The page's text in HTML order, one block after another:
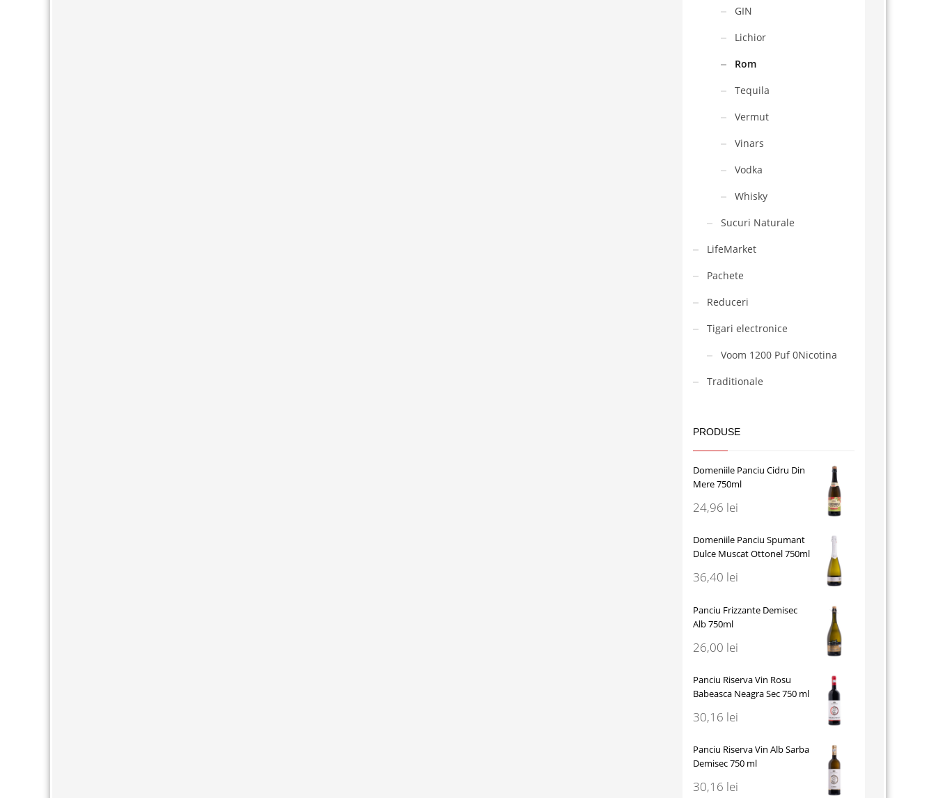
GIN
Lichior
Rom
Tequila
Vermut
Vinars
Vodka
Whisky
Sucuri Naturale
LifeMarket
Pachete
Reduceri
Tigari electronice
Voom 1200 Puf 0Nicotina
Traditionale
PRODUSE
Domeniile Panciu Cidru Din
Mere 750ml
24,96 lei
Domeniile Panciu Spumant
Dulce Muscat Ottonel 750ml
36,40 lei
Panciu Frizzante Demisec
Alb 750ml
26,00 lei
Panciu Riserva Vin Rosu
Babeasca Neagra Sec 750 ml
30,16 lei
Panciu Riserva Vin Alb Sarba
Demisec 750 ml
30,16 lei